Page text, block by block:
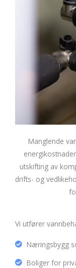
Manglende
utskifting av
drifts- og
Vi utfører
Næringsbygg
Boliger for